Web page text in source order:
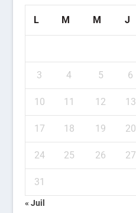
L M M J
3 4 5 6
10 11 12 13
17 18 19 20
24 25 26 27
31
« Juil